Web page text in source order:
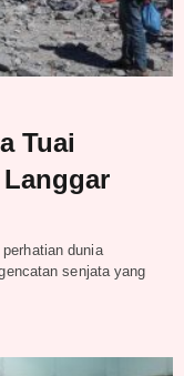
Tuai
dunia
senjata yang